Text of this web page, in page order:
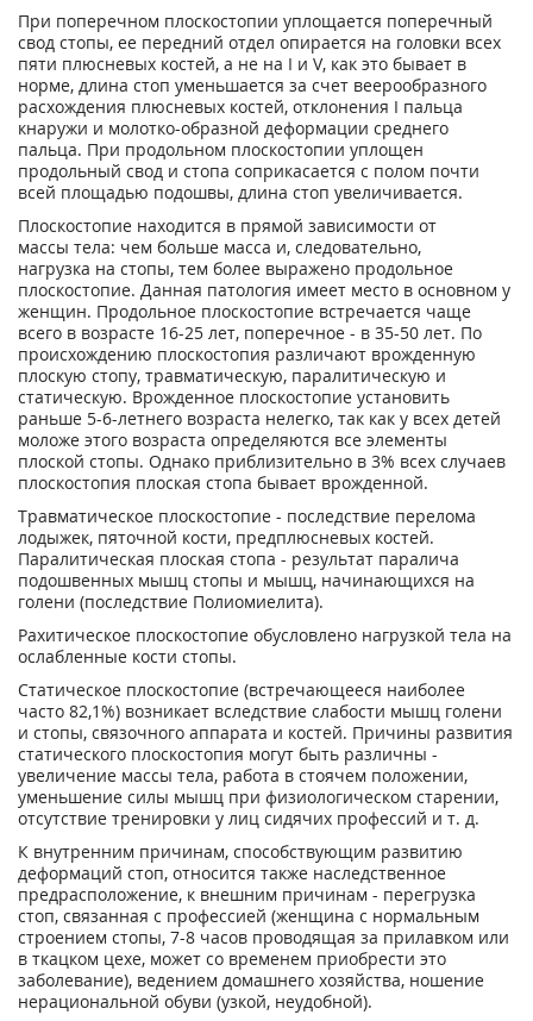
При поперечном плоскостопии уплощается поперечный
свод стопы, ее передний отдел опирается на головки всех
пяти плюсневых костей, а не на I и V, как это бывает в
норме, длина стоп уменьшается за счет веерообразного
расхождения плюсневых костей, отклонения I пальца
кнаружи и молотко-образной деформации среднего
пальца. При продольном плоскостопии уплощен
продольный свод и стопа соприкасается с полом почти
всей площадью подошвы, длина стоп увеличивается.
Плоскостопие находится в прямой зависимости от
массы тела: чем больше масса и, следовательно,
нагрузка на стопы, тем более выражено продольное
плоскостопие. Данная патология имеет место в основном у
женщин. Продольное плоскостопие встречается чаще
всего в возрасте 16-25 лет, поперечное - в 35-50 лет. По
происхождению плоскостопия различают врожденную
плоскую стопу, травматическую, паралитическую и
статическую. Врожденное плоскостопие установить
раньше 5-6-летнего возраста нелегко, так как у всех детей
моложе этого возраста определяются все элементы
плоской стопы. Однако приблизительно в 3% всех случаев
плоскостопия плоская стопа бывает врожденной.
Травматическое плоскостопие - последствие перелома
лодыжек, пяточной кости, предплюсневых костей.
Паралитическая плоская стопа - результат паралича
подошвенных мышц стопы и мышц, начинающихся на
голени (последствие Полиомиелита).
Рахитическое плоскостопие обусловлено нагрузкой тела на
ослабленные кости стопы.
Статическое плоскостопие (встречающееся наиболее
часто 82,1%) возникает вследствие слабости мышц голени
и стопы, связочного аппарата и костей. Причины развития
статического плоскостопия могут быть различны -
увеличение массы тела, работа в стоячем положении,
уменьшение силы мышц при физиологическом старении,
отсутствие тренировки у лиц сидячих профессий и т. д.
К внутренним причинам, способствующим развитию
деформаций стоп, относится также наследственное
предрасположение, к внешним причинам - перегрузка
стоп, связанная с профессией (женщина с нормальным
строением стопы, 7-8 часов проводящая за прилавком или
в ткацком цехе, может со временем приобрести это
заболевание), ведением домашнего хозяйства, ношение
нерациональной обуви (узкой, неудобной).